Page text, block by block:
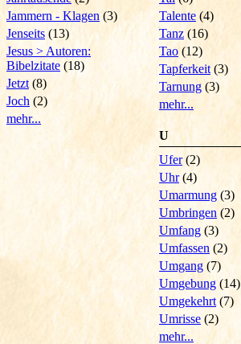
Jammern - Klagen (3)
Jenseits (13)
Jesus > Autoren:
Bibelzitate (18)
Jetzt (8)
Joch (2)
mehr...
Talente (4)
Tanz (16)
Tao (12)
Tapferkeit (3)
Tarnung (3)
mehr...
U
Ufer (2)
Uhr (4)
Umarmung (3)
Umbringen (2)
Umfang (3)
Umfassen (2)
Umgang (7)
Umgebung (14)
Umgekehrt (7)
Umrisse (2)
mehr...